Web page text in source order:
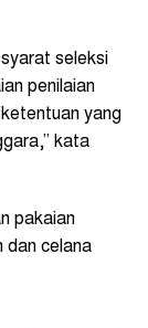
seleksi
penilaian
yang
kata
pakaian
dan celana